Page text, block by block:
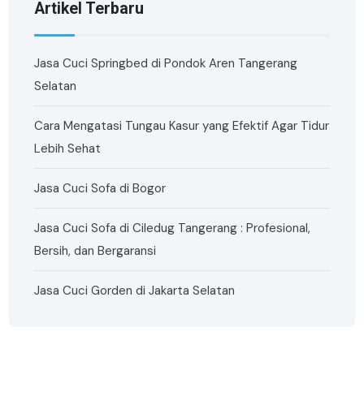
Artikel Terbaru
Jasa Cuci Springbed di Pondok Aren Tangerang
Selatan
Cara Mengatasi Tungau Kasur yang Efektif Agar Tidur
Lebih Sehat
Jasa Cuci Sofa di Bogor
Jasa Cuci Sofa di Ciledug Tangerang : Profesional,
Bersih, dan Bergaransi
Jasa Cuci Gorden di Jakarta Selatan